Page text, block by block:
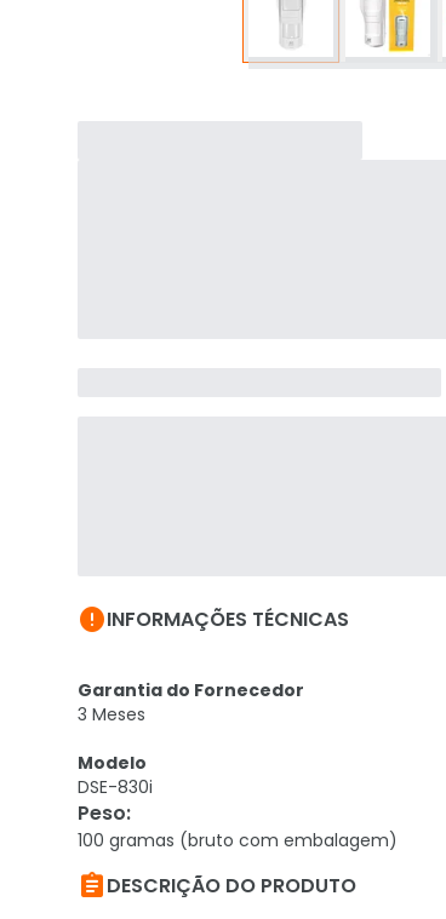
INFORMAÇÕES TÉCNICAS
Garantia do Fornecedor
3 Meses
Modelo
DSE-830i
Peso:
100 gramas (bruto com embalagem)
DESCRIÇÃO DO PRODUTO